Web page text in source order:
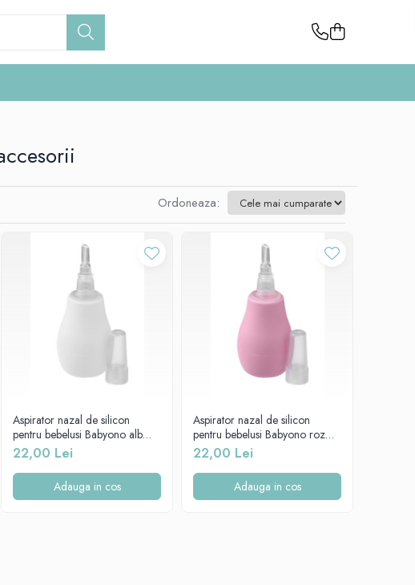
Ordoneaza:
Aspirator nazal de silicon
pentru bebelusi Babyono alb
043/02
22,00 Lei
Adauga in cos
Aspirator nazal de silicon
pentru bebelusi Babyono roz
043/03
22,00 Lei
Adauga in cos